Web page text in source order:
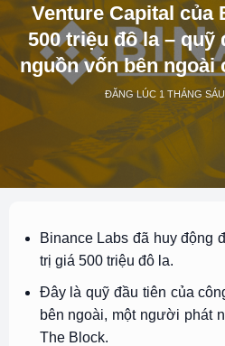
Venture Capital của
500 triệu đô la – quỹ
nguồn vốn bên ngoài
ĐĂNG LÚC 1 THÁNG
Binance Labs đã huy động
trị giá 500 triệu đô la.
Đây là quỹ đầu tiên của
bên ngoài, một người phát
The Block.